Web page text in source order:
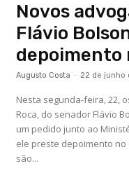
Novos
Flávio
depoimento
Augusto Costa - 22 de junho
Nesta segunda-feira, 22,
Roca, do senador Flávio
um pedido junto ao
ele preste depoimento
são...